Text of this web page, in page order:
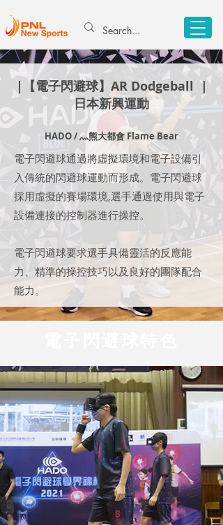
|【電子閃避球】AR Dodgeball |
日本新興運動​
HADO / 灬熊大都會 Flame Bear
電子閃避球通過將虛擬環境和電子設備引
入傳統的閃避球運動而形成。電子閃避球
採用虛擬的賽場環境,選手通過使用與電子
設備連接的控制器進行操控。
電子閃避球要求選手具備靈活的反應能
力、精準的操控技巧以及良好的團隊配合
能力。